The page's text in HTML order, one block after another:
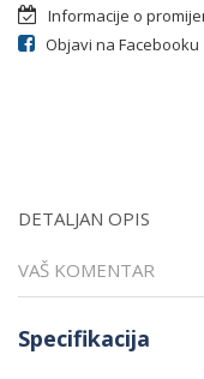
Informacije o
Objavi na Facebooku
DETALJAN OPIS
VAŠ KOMENTAR
Specifikacija